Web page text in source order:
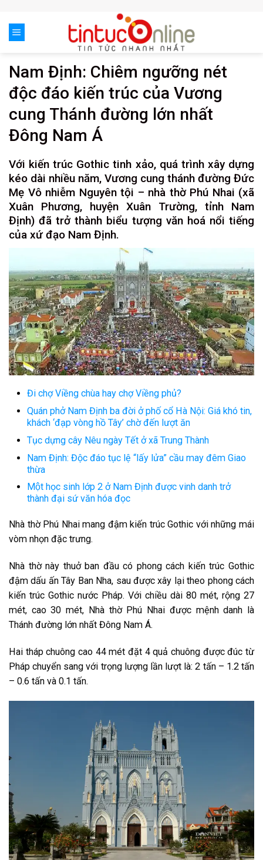
content
Nam Định: Chiêm ngưỡng nét
độc đáo kiến trúc của Vương
cung Thánh đường lớn nhất
Đông Nam Á
Với kiến trúc Gothic tinh xảo, quá trình xây dựng
kéo dài nhiều năm, Vương cung thánh đường Đức
Mẹ Vô nhiễm Nguyên tội – nhà thờ Phú Nhai (xã
Xuân Phương, huyện Xuân Trường, tỉnh Nam
Định) đã trở thành biểu tượng văn hoá nổi tiếng
của xứ đạo Nam Định.
Đi chợ Viềng chùa hay chợ Viềng phủ?
Quán phở Nam Định ba đời ở phố cổ Hà Nội: Giá khó tin,
khách ‘đạp vòng hồ Tây’ chờ đến lượt ăn
Tục dựng cây Nêu ngày Tết ở xã Trung Thành
Nam Định: Độc đáo tục lệ “lấy lửa” cầu may đêm Giao
thừa
Một học sinh lớp 2 ở Nam Định được vinh danh trở
thành đại sứ văn hóa đọc
Nhà thờ Phú Nhai mang đậm kiến trúc Gothic với những mái
vòm nhọn đặc trưng.
Nhà thờ này thuở ban đầu có phong cách kiến trúc Gothic
đậm dấu ấn Tây Ban Nha, sau được xây lại theo phong cách
kiến trúc Gothic nước Pháp. Với chiều dài 80 mét, rộng 27
mét, cao 30 mét, Nhà thờ Phú Nhai được mệnh danh là
Thánh đường lớn nhất Đông Nam Á.
Hai tháp chuông cao 44 mét đặt 4 quả chuông được đúc từ
Pháp chuyển sang với trọng lượng lần lượt là: 2 tấn – 1.2 tấn
– 0.6 tấn và 0.1 tấn.